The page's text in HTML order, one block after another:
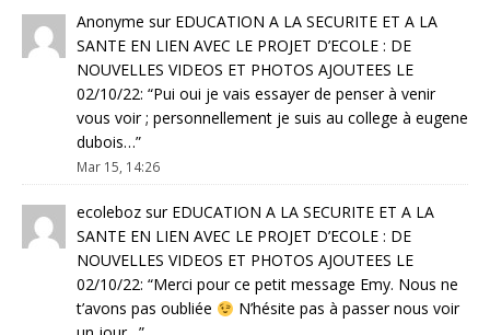
Anonyme sur EDUCATION A LA SECURITE ET A LA
SANTE EN LIEN AVEC LE PROJET D’ECOLE : DE
NOUVELLES VIDEOS ET PHOTOS AJOUTEES LE
02/10/22: “Pui oui je vais essayer de penser à venir
vous voir ; personnellement je suis au college à eugene
dubois…”
Mar 15, 14:26
ecoleboz sur EDUCATION A LA SECURITE ET A LA
SANTE EN LIEN AVEC LE PROJET D’ECOLE : DE
NOUVELLES VIDEOS ET PHOTOS AJOUTEES LE
02/10/22: “Merci pour ce petit message Emy. Nous ne
t’avons pas oubliée
N’hésite pas à passer nous voir